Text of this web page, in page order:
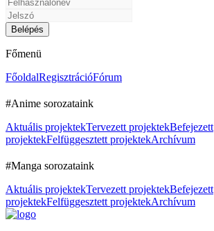
Főmenü
FőoldalRegisztrációFórum
#Anime sorozataink
Aktuális projektekTervezett projektekBefejezett
projektekFelfüggesztett projektekArchívum
#Manga sorozataink
Aktuális projektekTervezett projektekBefejezett
projektekFelfüggesztett projektekArchívum